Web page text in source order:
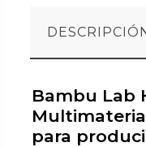
Bambu Lab
para